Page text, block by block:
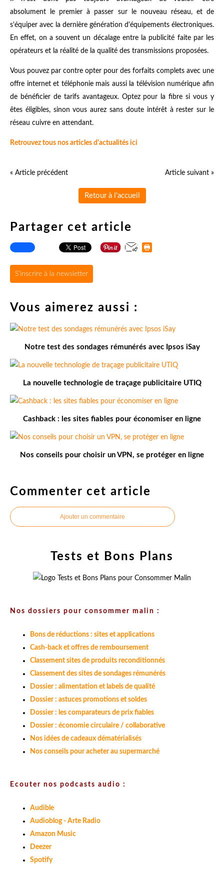
absolument le premier à passer sur le nouveau réseau, et de
s'équiper avec la dernière génération d'équipements électroniques.
En effet, on a souvent un décalage entre la publicité faite par les
opérateurs et la réalité de la qualité des transmissions proposées.
Vous pouvez par contre opter pour des forfaits complets avec une
offre internet et téléphonie mais aussi la télévision numérique afin
de bénéficier de tarifs avantageux. Optez pour la fibre si vous y
êtes éligibles, sinon vous aurez sans doute intérêt à rester sur le
réseau cuivre en attendant.
Retrouvez tous nos articles d'actualités ici
« Article précédent Article suivant »
Retour à l'accueil
Partager cet article
S'inscrire à la newsletter
Vous aimerez aussi :
Notre test des sondages rémunérés avec Ipsos iSay
La nouvelle technologie de traçage publicitaire UTIQ
Cashback : les sites fiables pour économiser en ligne
Nos conseils pour choisir un VPN, se protéger en ligne
Commenter cet article
Ajouter un commentaire
Tests et Bons Plans
Nos dossiers pour consommer malin :
Bons de réductions : sites et applications
Cash-back et offres de remboursement
Classement sites de produits reconditionnés
Classement des sites de sondages rémunérés
Dossier : alimentation et labels de qualité
Dossier : astuces promotions et soldes
Dossier : les comparateurs de prix fiables
Dossier : économie circulaire / collaborative
Nos idées de cadeaux dématérialisés
Nos conseils pour acheter au supermarché
Ecouter nos podcasts audio :
Audible
Audioblog - Arte Radio
Amazon Music
Deezer
Spotify